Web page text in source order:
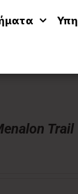
Trail